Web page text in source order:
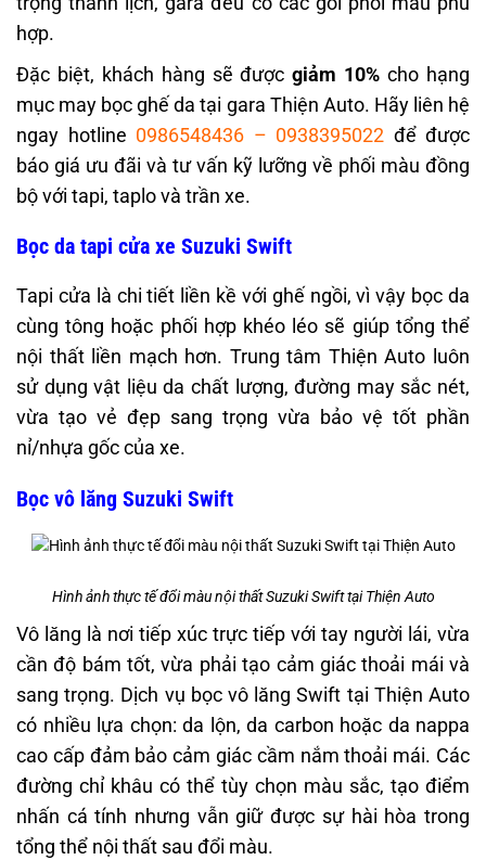
hợp.
Đặc biệt, khách hàng sẽ đượcgiảm 10% cho hạng
mục may bọc ghế da tại gara Thiện Auto. Hãy liên hệ
ngay hotline 0986548436 – 0938395022 để được
báo giá ưu đãi và tư vấn kỹ lưỡng về phối màu đồng
bộ với tapi, taplo và trần xe.
Bọc da tapi cửa xe Suzuki Swift
Tapi cửa là chi tiết liền kề với ghế ngồi, vì vậy bọc da
cùng tông hoặc phối hợp khéo léo sẽ giúp tổng thể
nội thất liền mạch hơn. Trung tâm Thiện Auto luôn
sử dụng vật liệu da chất lượng, đường may sắc nét,
vừa tạo vẻ đẹp sang trọng vừa bảo vệ tốt phần
nỉ/nhựa gốc của xe.
Bọc vô lăng Suzuki Swift
Hình ảnh thực tế đổi màu nội thất Suzuki Swift tại Thiện Auto
Vô lăng là nơi tiếp xúc trực tiếp với tay người lái, vừa
cần độ bám tốt, vừa phải tạo cảm giác thoải mái và
sang trọng. Dịch vụ bọc vô lăng Swift tại Thiện Auto
có nhiều lựa chọn: da lộn, da carbon hoặc da nappa
cao cấp đảm bảo cảm giác cầm nắm thoải mái. Các
đường chỉ khâu có thể tùy chọn màu sắc, tạo điểm
nhấn cá tính nhưng vẫn giữ được sự hài hòa trong
tổng thể nội thất sau đổi màu.